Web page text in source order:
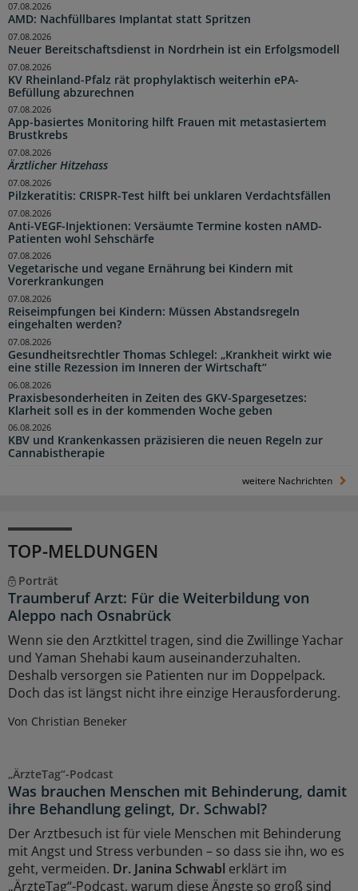
AMD: Nachfüllbares Implantat statt Spritzen
07.08.2026
Neuer Bereitschaftsdienst in Nordrhein ist ein Erfolgsmodell
07.08.2026
KV Rheinland-Pfalz rät prophylaktisch weiterhin ePA-
Befüllung abzurechnen
07.08.2026
App-basiertes Monitoring hilft Frauen mit metastasiertem
Brustkrebs
07.08.2026
Ärztlicher Hitzehass
07.08.2026
Pilzkeratitis: CRISPR-Test hilft bei unklaren Verdachtsfällen
07.08.2026
Anti-VEGF-Injektionen: Versäumte Termine kosten nAMD-
Patienten wohl Sehschärfe
07.08.2026
Vegetarische und vegane Ernährung bei Kindern mit
Vorerkrankungen
07.08.2026
Reiseimpfungen bei Kindern: Müssen Abstandsregeln
eingehalten werden?
07.08.2026
Gesundheitsrechtler Thomas Schlegel: „Krankheit wirkt wie
eine stille Rezession im Inneren der Wirtschaft“
07.08.2026
Praxisbesonderheiten in Zeiten des GKV-Spargesetzes:
Klarheit soll es in der kommenden Woche geben
06.08.2026
KBV und Krankenkassen präzisieren die neuen Regeln zur
Cannabistherapie
06.08.2026
weitere Nachrichten
TOP-MELDUNGEN
Porträt
Traumberuf Arzt: Für die Weiterbildung von
Aleppo nach Osnabrück
Wenn sie den Arztkittel tragen, sind die Zwillinge Yachar
und Yaman Shehabi kaum auseinanderzuhalten.
Deshalb versorgen sie Patienten nur im Doppelpack.
Doch das ist längst nicht ihre einzige Herausforderung.
Von Christian Beneker
„ÄrzteTag“-Podcast
Was brauchen Menschen mit Behinderung, damit
ihre Behandlung gelingt, Dr. Schwabl?
Der Arztbesuch ist für viele Menschen mit Behinderung
mit Angst und Stress verbunden – so dass sie ihn, wo es
geht, vermeiden. Dr. Janina Schwabl erklärt im
„ÄrzteTag“-Podcast, warum diese Ängste so groß sind